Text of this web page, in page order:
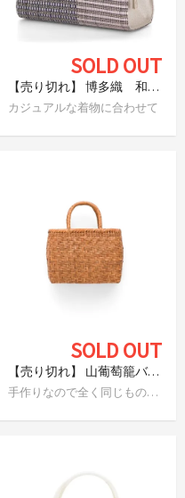
SOLD OUT
【売り切れ】 博多織 和装バッグ 縞格子
カジュアルな着物に合わせて
SOLD OUT
【売り切れ】 山葡萄籠バッグ 網代編み（小）
手作りなので全く同じものはありません